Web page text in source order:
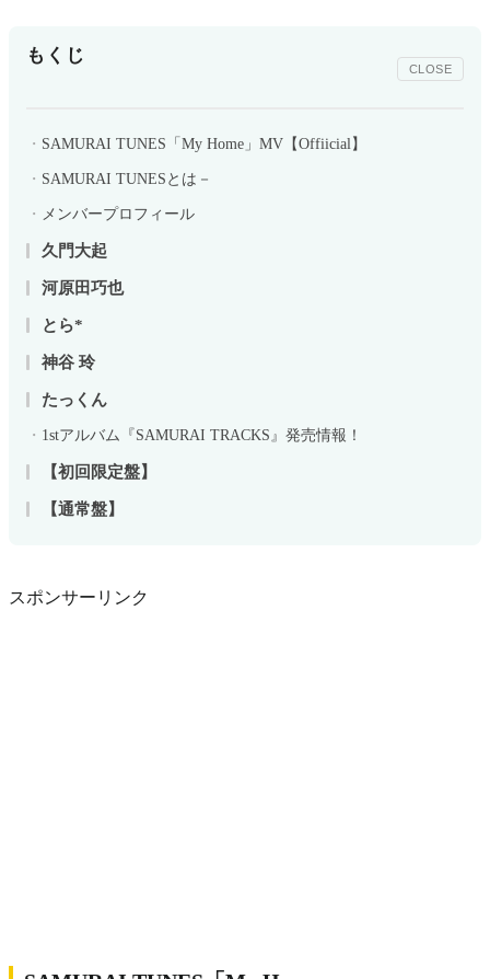
もくじ
CLOSE
SAMURAI TUNES「My Home」MV【Offiicial】
SAMURAI TUNESとは－
メンバープロフィール
久門大起
河原田巧也
とら*
神谷 玲
たっくん
1stアルバム『SAMURAI TRACKS』発売情報！
【初回限定盤】
【通常盤】
スポンサーリンク